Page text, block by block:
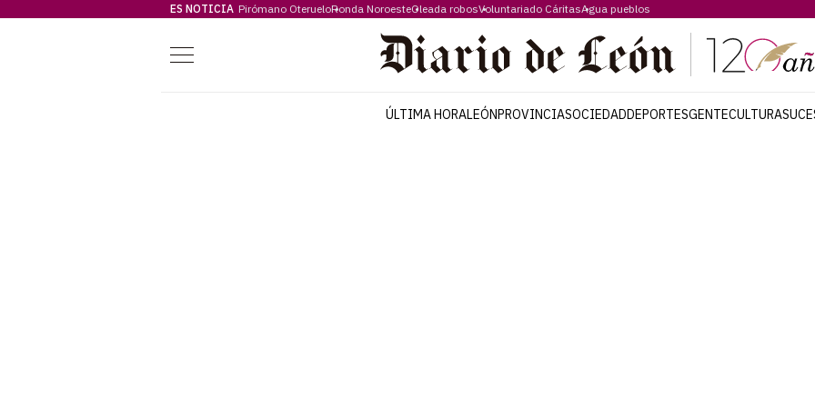
ES NOTICIA Pirómano OterueloRonda NoroesteOleada robosVoluntariado CáritasAgua pueblos
Menú
ÚLTIMA HORALEÓNPROVINCIASOCIEDADDEPORTESGENTECULTURA